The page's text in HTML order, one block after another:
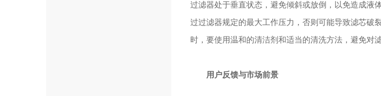
过滤器处于垂直状态，避免倾斜或放倒，以免造成液
过过滤器规定的最大工作压力，否则可能导致滤芯破
时，要使用温和的清洁剂和适当的清洗方法，避免对
用户反馈与市场前景